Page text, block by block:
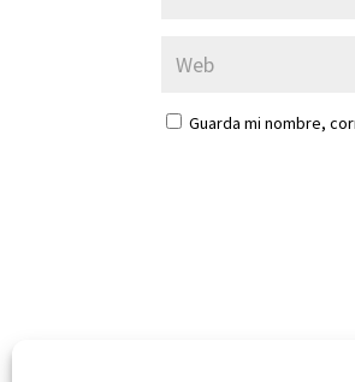
Guarda mi nombre,